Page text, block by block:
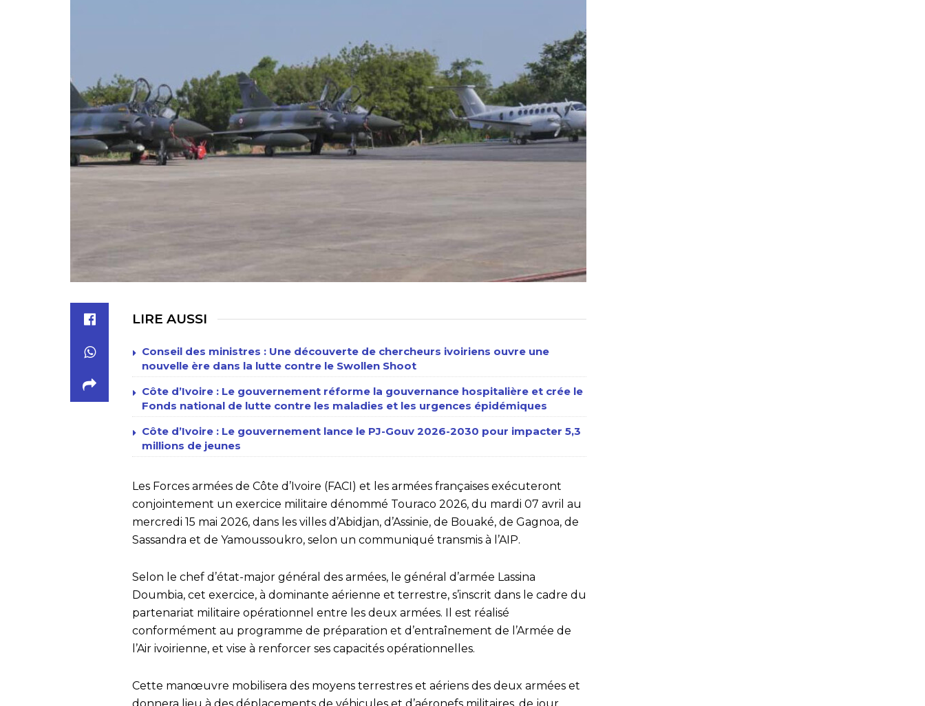
LIRE AUSSI
Conseil des ministres : Une découverte de chercheurs ivoiriens ouvre une
nouvelle ère dans la lutte contre le Swollen Shoot
Côte d’Ivoire : Le gouvernement réforme la gouvernance hospitalière et crée le
Fonds national de lutte contre les maladies et les urgences épidémiques
Côte d’Ivoire : Le gouvernement lance le PJ-Gouv 2026-2030 pour impacter 5,3
millions de jeunes
Les Forces armées de Côte d’Ivoire (FACI) et les armées françaises exécuteront
conjointement un exercice militaire dénommé Touraco 2026, du mardi 07 avril au
mercredi 15 mai 2026, dans les villes d’Abidjan, d’Assinie, de Bouaké, de Gagnoa, de
Sassandra et de Yamoussoukro, selon un communiqué transmis à l’AIP.
Selon le chef d’état-major général des armées, le général d’armée Lassina
Doumbia, cet exercice, à dominante aérienne et terrestre, s’inscrit dans le cadre du
partenariat militaire opérationnel entre les deux armées. Il est réalisé
conformément au programme de préparation et d’entraînement de l’Armée de
l’Air ivoirienne, et vise à renforcer ses capacités opérationnelles.
Cette manœuvre mobilisera des moyens terrestres et aériens des deux armées et